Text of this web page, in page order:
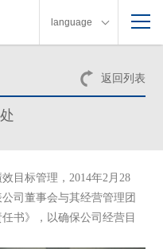
language
返回列表
目标管理，2014年2月28
司董事会与其经营管理团
书》，以确保公司经营目